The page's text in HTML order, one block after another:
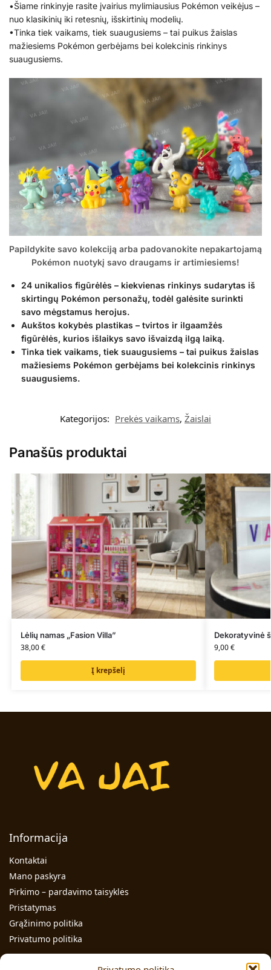
•Šiame rinkinyje rasite įvairius mylimiausius Pokémon veikėjus –
nuo klasikinių iki retesnių, išskirtinių modelių.
•Tinka tiek vaikams, tiek suaugusiems – tai puikus žaislas
mažiesiems Pokémon gerbėjams bei kolekcinis rinkinys
suaugusiems.
Papildykite savo kolekciją arba padovanokite nepakartojamą
Pokémon nuotykį savo draugams ir artimiesiems!
24 unikalios figūrėlės – kiekvienas rinkinys sudarytas iš
skirtingų Pokémon personažų, todėl galėsite surinkti
savo mėgstamus herojus.
Aukštos kokybės plastikas – tvirtos ir ilgaamžės
figūrėlės, kurios išlaikys savo išvaizdą ilgą laiką.
Tinka tiek vaikams, tiek suaugusiems – tai puikus žaislas
mažiesiems Pokémon gerbėjams bei kolekcinis rinkinys
suaugusiems.
Kategorijos: Prekės vaikams, Žaislai
Panašūs produktai
Lėlių namas „Fasion Villa”
38,00€
Į krepšelį
Dekoratyvinė
9,00€
Informacija
Kontaktai
Mano paskyra
Pirkimo – pardavimo taisyklės
Pristatymas
Grąžinimo politika
Privatumo politika